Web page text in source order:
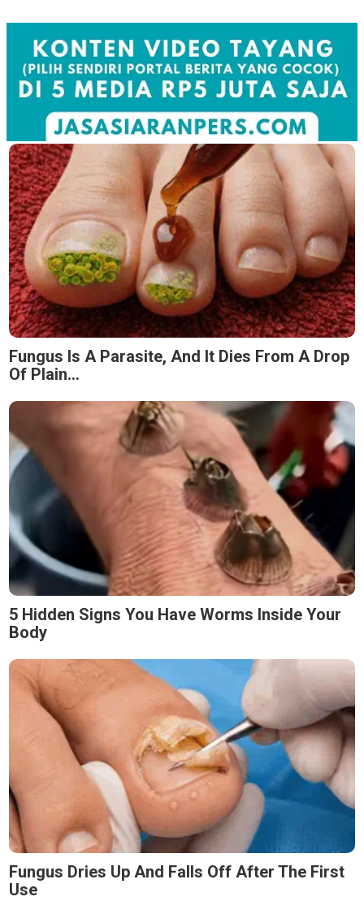
Fungus Is A Parasite, And It Dies From A Drop
Of Plain...
5 Hidden Signs You Have Worms Inside Your
Body
Fungus Dries Up And Falls Off After The First
Use